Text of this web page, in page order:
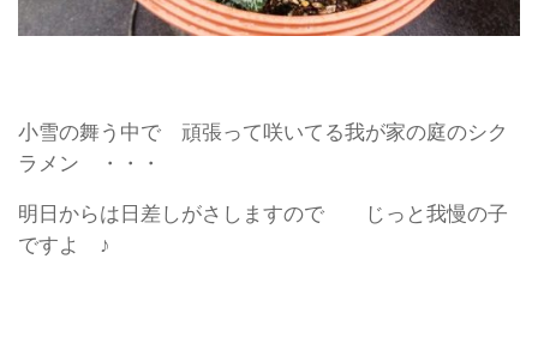
小雪の舞う中で 頑張って咲いてる我が家の庭のシク
ラメン ・・・
明日からは日差しがさしますので じっと我慢の子
ですよ ♪